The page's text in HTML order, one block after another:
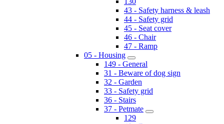
43 - Safety harness & leash
44 - Safety grid
45 - Seat cover
46 - Chair
47 - Ramp
05 - Housing
149 - General
31 - Beware of dog sign
32 - Garden
33 - Safety grid
36 - Stairs
37 - Petmate
129